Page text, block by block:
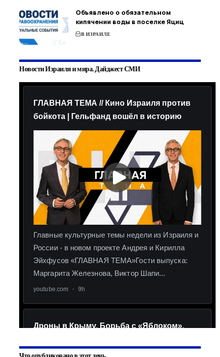
Объявлено о обязательном
кипячении воды в поселке Яциц
В ИЗРАИЛЕ
Новости Израиля и мира. Дайджест СМИ